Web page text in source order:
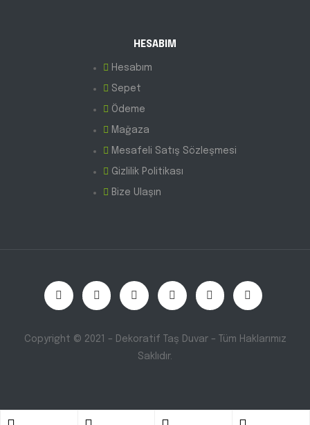
HESABIM
Hesabım
Sepet
Ödeme
Mağaza
Mesafeli Satış Sözleşmesi
Gizlilik Politikası
Bize Ulaşın
Copyright © 2021 – Dekoratif Taş Duvar – Tüm Haklarımız
Saklıdır.